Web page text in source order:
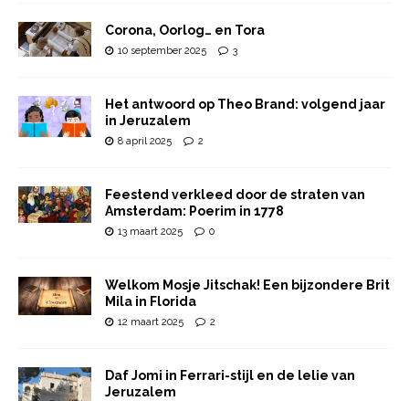
Corona, Oorlog… en Tora
10 september 2025 3
Het antwoord op Theo Brand: volgend jaar
in Jeruzalem
8 april 2025 2
Feestend verkleed door de straten van
Amsterdam: Poerim in 1778
13 maart 2025 0
Welkom Mosje Jitschak! Een bijzondere Brit
Mila in Florida
12 maart 2025 2
Daf Jomi in Ferrari-stijl en de lelie van
Jeruzalem